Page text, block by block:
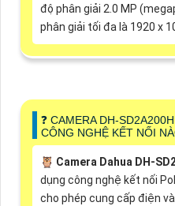
độ phân giải 2.0 MP
phân giải tối đa là 1920 x
❓ CAMERA DH-
CÔNG NGHỆ KẾT NỐI
🦉 Camera Dahua DH-
dụng công nghệ kết nối
cho phép cung cấp điện